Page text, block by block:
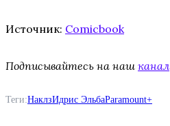
Источник: Comicbook
Подписывайтесь на наш канал
Теги:НаклзИдрис ЭльбаParamount+